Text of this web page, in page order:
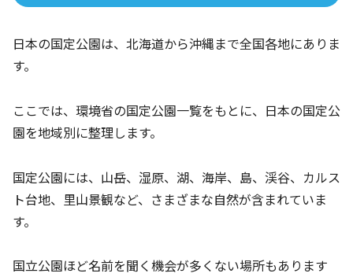
日本の国定公園は、北海道から沖縄まで全国各地にありま
す。
ここでは、環境省の国定公園一覧をもとに、日本の国定公
園を地域別に整理します。
国定公園には、山岳、湿原、湖、海岸、島、渓谷、カルス
ト台地、里山景観など、さまざまな自然が含まれていま
す。
国立公園ほど名前を聞く機会が多くない場所もあります